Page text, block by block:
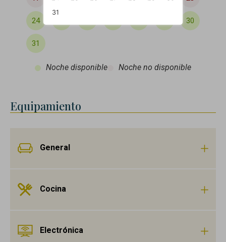
24 30
31
Noche disponible Noche no disponible
Equipamiento
General
Cocina
Electrónica
31